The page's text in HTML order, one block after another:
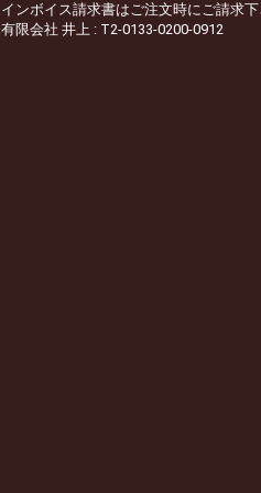
インボイス請求書はご注文時にご請求
有限会社 井上 : T2-0133-0200-0912